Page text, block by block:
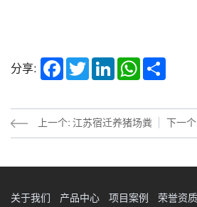
分享: Facebook
TwitterLinkedInWhatsApp
上一个: 江苏宿迁养猪场粪
下一
关于我们 产品中心 项目案例 荣誉资质